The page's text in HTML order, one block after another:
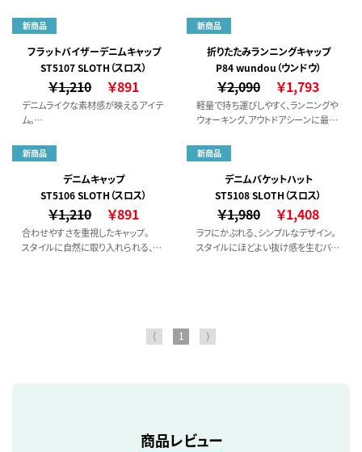
新商品
フラットバイザーデニムキャップ
ST5107 SLOTH（スロス）
￥1,210 ￥891
デニムライクな素材感が映えるアイテ
ム。
プ。
新商品
折りたたみランニングキャップ
P84 wundou（ウンドウ）
￥2,090 ￥1,793
軽量で持ち運びしやすく、ランニングや
ウォーキング、アウトドアシーンに最適
はっ水加工を施したポリエステル
100％素材を使用し、急な小雨や汗に
も対応。
後部はマジックテープ仕様で、頭囲に
合わせて簡単にサイズ調整が可能で
新商品
デニムキャップ
ST5106 SLOTH（スロス）
￥1,210 ￥891
合わせやすさを重視したキャップ。
スタイルに自然に取り入れられる、使
新商品
デニムバケットハット
ST5108 SLOTH（スロス）
￥1,980 ￥1,408
ラフにかぶれる、シンプルなデザイン。
スタイルにほどよい抜け感を生むバケ
⟨ 1 ⟩
商品レビュー